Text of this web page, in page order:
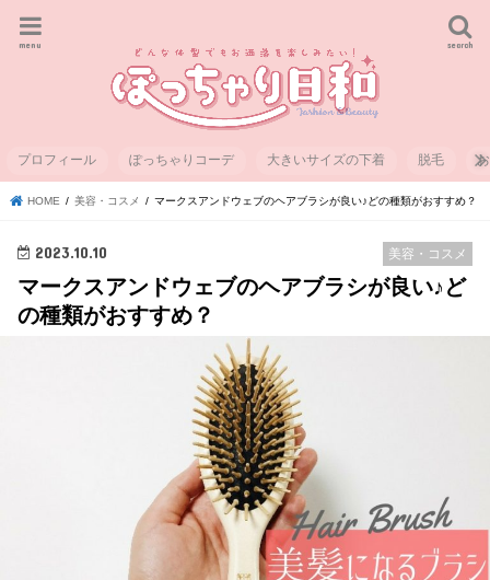
search
menu
プロフィール ぽっちゃりコーデ 大きいサイズの下着 脱毛
HOME 美容・コスメ マークスアンドウェブのヘアブラシが良い♪どの種類がおすすめ？
美容・コスメ
2023.10.10
マークスアンドウェブのヘアブラシが良い♪ど
の種類がおすすめ？